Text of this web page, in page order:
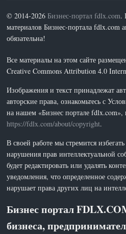
© 2014-2026Бизнес-портал fdlx.com.
материалов Бизнес-портала fdlx.com
обязательна!
Все материалы на этом сайте
Creative Commons Attribution 4.0
Изображения и текст принадлежат
авторские права, ознакомьтесь с
на нашем «Бизнес портале fdlx.com»,
https://fdlx.com/about/copyright.
В своей работе мы стремится
нарушения прав интеллектуальной
будет редактировать или удалять
уведомления, что определенное
нарушает права других лиц на
Бизнес портал
бизнеса,